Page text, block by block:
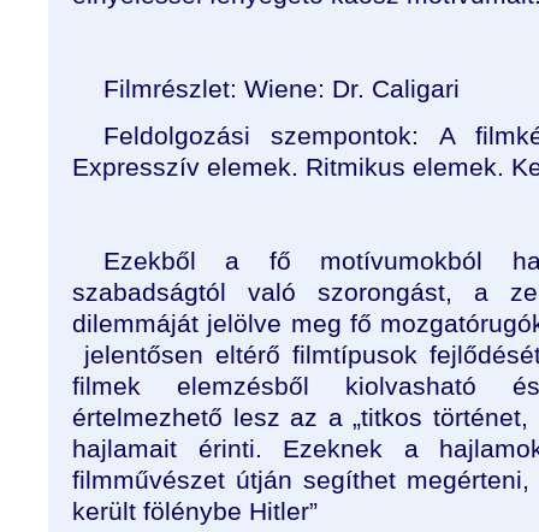
Filmrészlet: Wiene: Dr. Caligari
Feldolgozási szempontok: A
Expresszív elemek. Ritmikus elemek.
Ezekből a fő motívumokból
szabadságtól való szorongást, a
dilemmáját jelölve meg fő
jelentősen eltérő filmtípusok
filmek elemzésből kiolvasható és
értelmezhető lesz az a „titkos
hajlamait érinti. Ezeknek a
filmművészet útján segíthet
került fölénybe Hitler”